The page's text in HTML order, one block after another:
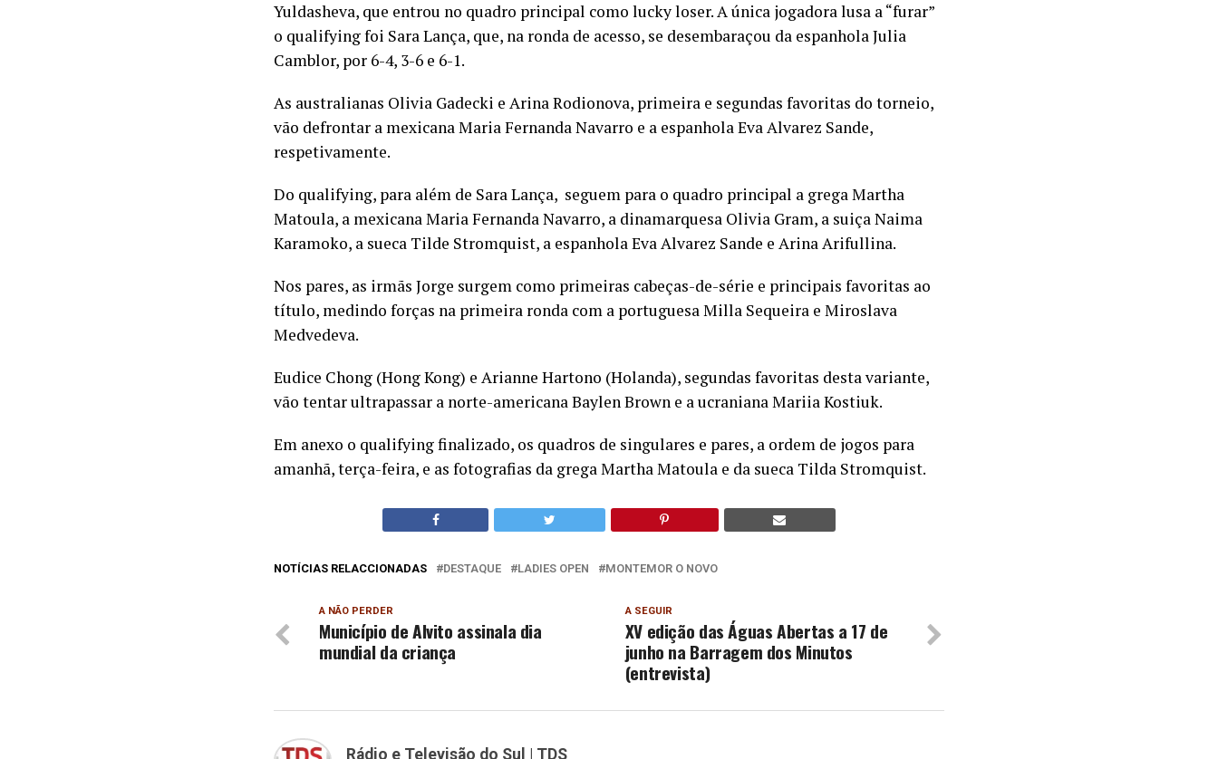
Yuldasheva, que entrou no quadro principal como lucky loser. A única jogadora lusa a “furar”
o qualifying foi Sara Lança, que, na ronda de acesso, se desembaraçou da espanhola Julia
Camblor, por 6-4, 3-6 e 6-1.
As australianas Olivia Gadecki e Arina Rodionova, primeira e segundas favoritas do torneio,
vão defrontar a mexicana Maria Fernanda Navarro e a espanhola Eva Alvarez Sande,
respetivamente.
Do qualifying, para além de Sara Lança, seguem para o quadro principal a grega Martha
Matoula, a mexicana Maria Fernanda Navarro, a dinamarquesa Olivia Gram, a suiça Naima
Karamoko, a sueca Tilde Stromquist, a espanhola Eva Alvarez Sande e Arina Arifullina.
Nos pares, as irmãs Jorge surgem como primeiras cabeças-de-série e principais favoritas ao
título, medindo forças na primeira ronda com a portuguesa Milla Sequeira e Miroslava
Medvedeva.
Eudice Chong (Hong Kong) e Arianne Hartono (Holanda), segundas favoritas desta variante,
vão tentar ultrapassar a norte-americana Baylen Brown e a ucraniana Mariia Kostiuk.
Em anexo o qualifying finalizado, os quadros de singulares e pares, a ordem de jogos para
amanhã, terça-feira, e as fotografias da grega Martha Matoula e da sueca Tilda Stromquist.
NOTÍCIAS RELACCIONADAS DESTAQUE LADIES OPEN MONTEMOR O NOVO
A SEGUIR
XV edição das Águas Abertas a 17 de
junho na Barragem dos Minutos
(entrevista)
A NÃO PERDER
Município de Alvito assinala dia
mundial da criança
Rádio e Televisão do Sul | TDS